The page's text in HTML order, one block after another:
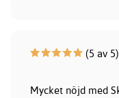
(5 av
Mycket nöjd med